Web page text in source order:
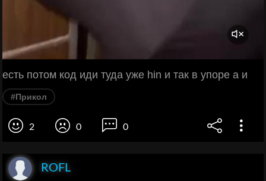
есть потом код иди туда уже hin и так в упоре а и
#Прикол
2 0 0
ROFL